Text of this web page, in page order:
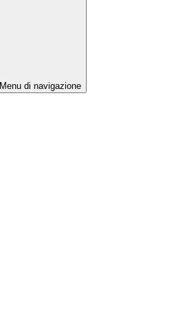
Menu di navigazione